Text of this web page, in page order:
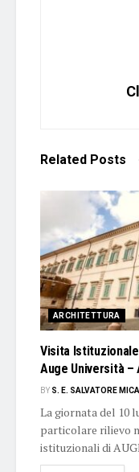
Related Posts
ARCHITETTURA
Visita
Auge Università
BY S. E. SALVATORE
La giornata del 10
particolare rilievo
istituzionali di